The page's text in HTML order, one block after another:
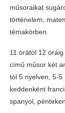
műsoraikat
történelem,
témakörben.
11 órától 12
című műsor két
tól 5 nyelven, 5-5
keddenként
spanyol,